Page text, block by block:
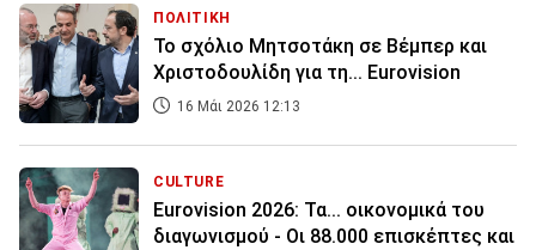
ΠΟΛΙΤΙΚΗ
Το σχόλιο Μητσοτάκη σε Βέμπερ και
Χριστοδουλίδη για τη... Eurovision
16 Μάι 2026 12:13
CULTURE
Eurovision 2026: Τα... οικονομικά του
διαγωνισμού - Οι 88.000 επισκέπτες και